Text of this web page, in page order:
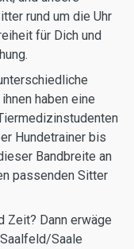
rund um die Uhr
für Dich und
haben eine
Hundetrainer bis
Bandbreite an
passenden Sitter
Zeit? Dann erwäge
Saale